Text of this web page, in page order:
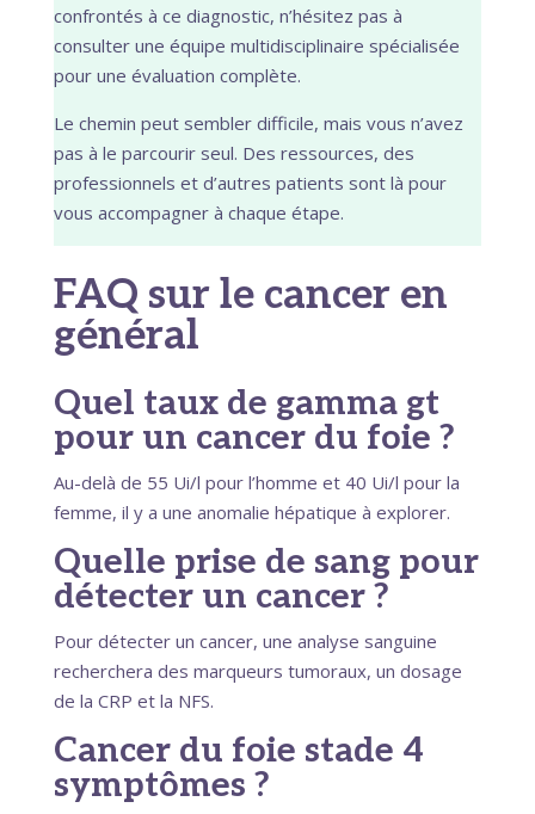
confrontés à ce diagnostic, n’hésitez pas à
consulter une équipe multidisciplinaire spécialisée
pour une évaluation complète.
Le chemin peut sembler difficile, mais vous n’avez
pas à le parcourir seul. Des ressources, des
professionnels et d’autres patients sont là pour
vous accompagner à chaque étape.
FAQ sur le cancer en
général
Quel taux de gamma gt
pour un cancer du foie ?
Au-delà de 55 Ui/l pour l’homme et 40 Ui/l pour la
femme, il y a une anomalie hépatique à explorer.
Quelle prise de sang pour
détecter un cancer ?
Pour détecter un cancer, une analyse sanguine
recherchera des marqueurs tumoraux, un dosage
de la CRP et la NFS.
Cancer du foie stade 4
symptômes ?